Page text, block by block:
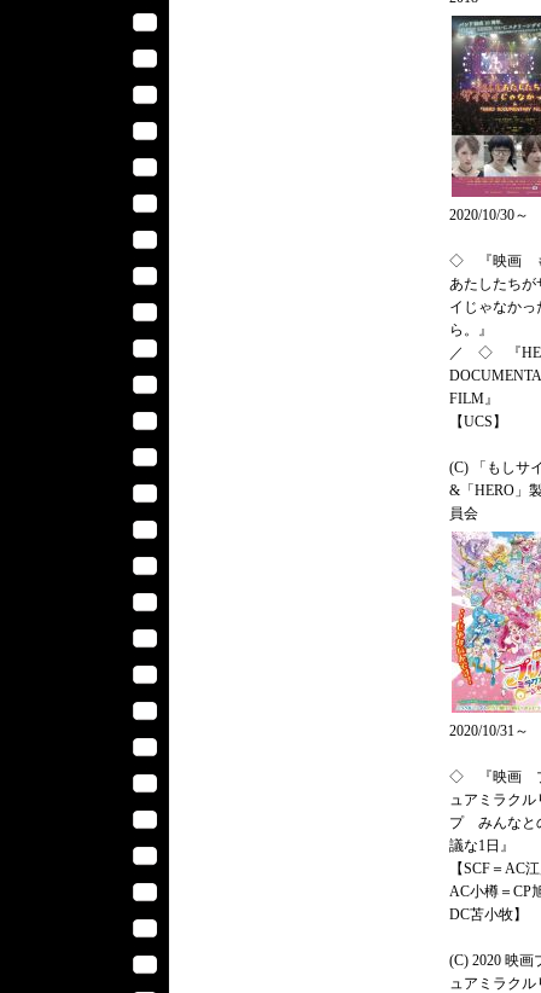
2020/10/30～
◇ 『映画
あたしたちが
イじゃなかっ
ら。』
／ ◇ 『
FILM』
【UCS】
(C) 「もしサ
&「HERO」
員会
2020/10/31～
◇ 『映画
ュアミラクル
プ みんなと
議な1日』
【SCF＝AC
AC小樽＝CP
DC苫小牧】
(C) 2020 映画
ュアミラクル